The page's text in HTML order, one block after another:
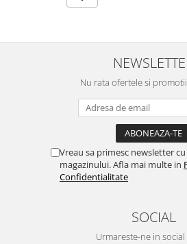
Nu rata ofertele si
Vreau sa primesc newsletter
magazinului. Afla mai multe in
Confidentialitate
SOCIAL
Urmareste-ne in